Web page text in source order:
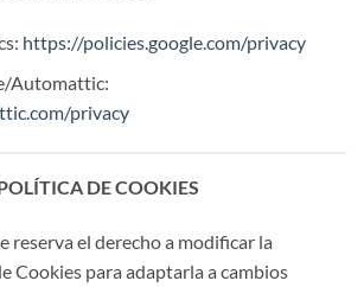
https://policies.google.com/privacy
Automattic:
privacy
DE COOKIES
reserva el derecho a modificar la
Cookies para adaptarla a cambios